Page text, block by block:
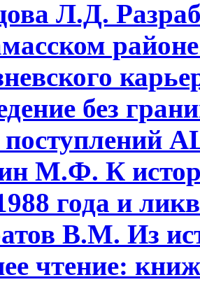
Л.Д.
без
М.Ф. К
года и
В.М. Из
чтение: